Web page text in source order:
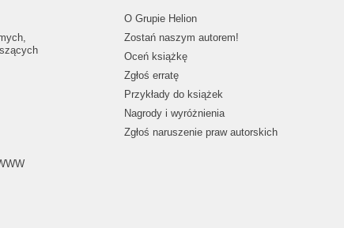
O Grupie Helion
Zostań naszym autorem!
Oceń książkę
Zgłoś erratę
Przykłady do książek
Nagrody i wyróżnienia
Zgłoś naruszenie praw autorskich